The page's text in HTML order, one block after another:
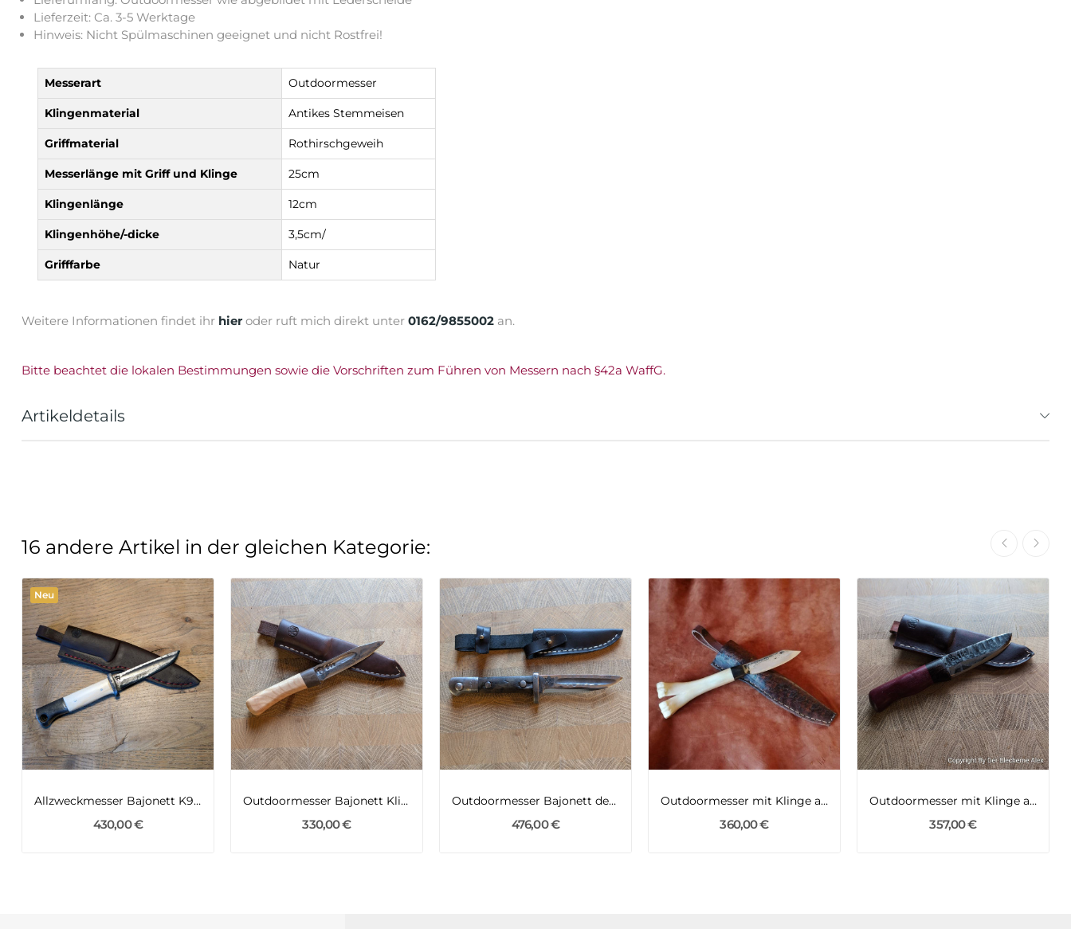
Lieferzeit: Ca. 3-5 Werktage
Hinweis: Nicht Spülmaschinen geeignet und nicht Rostfrei!
Messerart Outdoormesser
Klingenmaterial Antikes Stemmeisen
Griffmaterial Rothirschgeweih
Messerlänge mit Griff und Klinge 25cm
Klingenlänge 12cm
Klingenhöhe/-dicke 3,5cm/
Grifffarbe Natur
Weitere Informationen findet ihr hier oder ruft mich direkt unter 0162/9855002 an.
Bitte beachtet die lokalen Bestimmungen sowie die Vorschriften zum Führen von Messern nach §42a WaffG.
Artikeldetails
16 andere Artikel in der gleichen Kategorie:
Neu
Allzweckmesser Bajonett K98 des 2WK
430,00 €
Outdoormesser Bajonett Klinge K98 2WK
330,00 €
Outdoormesser Bajonett des 1WK
476,00 €
Outdoormesser mit Klinge aus einem Kettenbolzen...
360,00 €
Outdoormesser mit Klinge aus einer 105er...
357,00 €